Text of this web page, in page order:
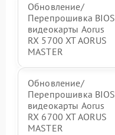
Обновление/
Перепрошивка BIOS
видеокарты Aorus
RX 5700 XT AORUS
MASTER
Обновление/
Перепрошивка BIOS
видеокарты Aorus
RX 6700 XT AORUS
MASTER